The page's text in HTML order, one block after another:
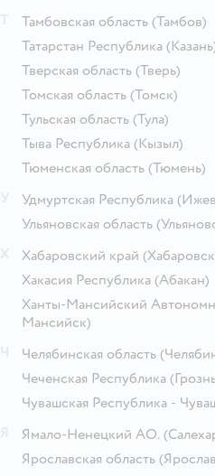
Тамбовская область (Тамбов)
Татарстан Республика
Тверская область (Тверь)
Томская область (Томск)
Тульская область (Тула)
Тыва Республика (Кызыл)
Тюменская область (Тюмень)
Удмуртская Республика
Ульяновская область
Хабаровский край
Хакасия Республика (Абакан)
Ханты-Мансийский
Мансийск)
Челябинская область
Чеченская Республика
Чувашская Республика -
Ямало-Ненецкий АО.
Ярославская область